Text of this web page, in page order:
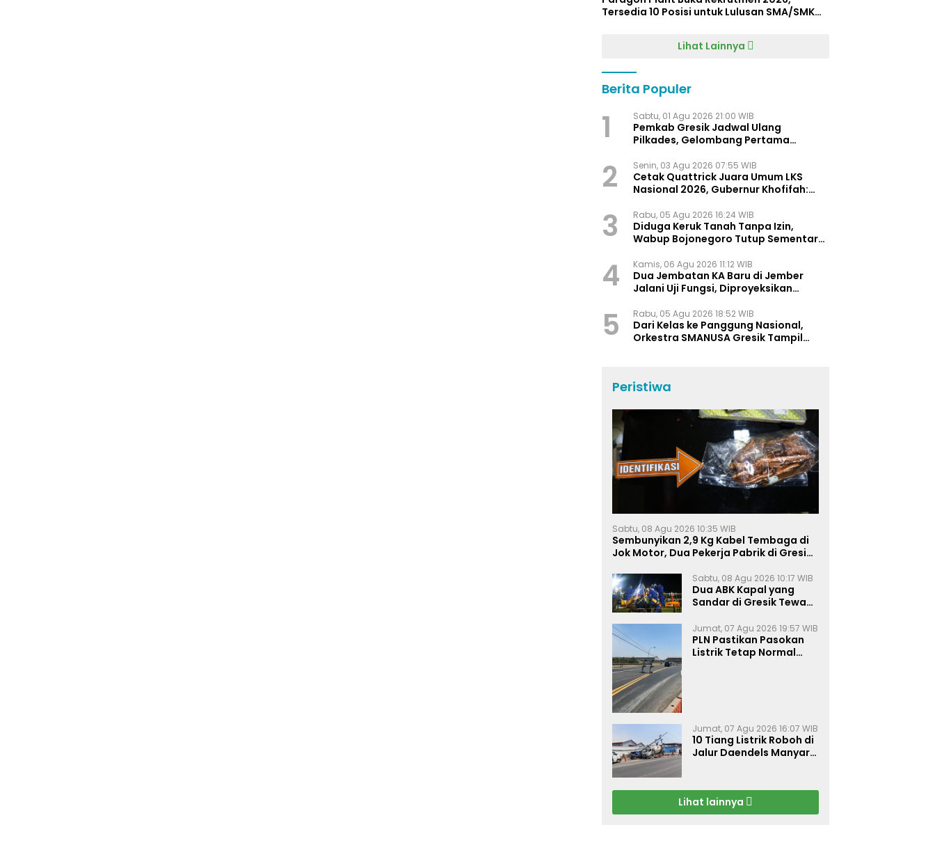
Tersedia 10 Posisi untuk Lulusan SMA/SMK
Lihat Lainnya
Berita Populer
1 Sabtu, 01 Agu 2026 21:00 WIB
Pemkab Gresik Jadwal Ulang
Pilkades, Gelombang Pertama
2 Senin, 03 Agu 2026 07:55 WIB
Cetak Quattrick Juara Umum LKS
Nasional 2026, Gubernur Khofifah:
Indonesia
3 Rabu, 05 Agu 2026 16:24 WIB
Diduga Keruk Tanah Tanpa Izin,
Wabup Bojonegoro Tutup Sementara
4 Kamis, 06 Agu 2026 11:12 WIB
Dua Jembatan KA Baru di Jember
Jalani Uji Fungsi, Diproyeksikan
5 Rabu, 05 Agu 2026 18:52 WIB
Dari Kelas ke Panggung Nasional,
Orkestra SMANUSA Gresik Tampil
Peristiwa
Sabtu, 08 Agu 2026 10:35 WIB
Sembunyikan 2,9 Kg Kabel Tembaga di
Jok Motor, Dua Pekerja Pabrik di Gresik
Sabtu, 08 Agu 2026 10:17 WIB
Dua ABK Kapal yang
Sandar di Gresik Tewas
Evakuasi Terkendala
Akses Palka Sempit
Jumat, 07 Agu 2026 19:57 WIB
PLN Pastikan Pasokan
Listrik Tetap Normal
Jumat, 07 Agu 2026 16:07 WIB
10 Tiang Listrik Roboh di
Jalur Daendels Manyar
Lihat lainnya